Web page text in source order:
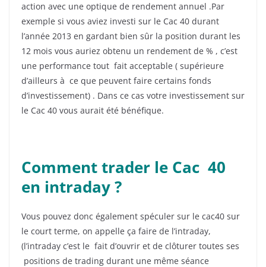
action avec une optique de rendement annuel .Par
exemple si vous aviez investi sur le Cac 40 durant
l’année 2013 en gardant bien sûr la position durant les
12 mois vous auriez obtenu un rendement de % , c’est
une performance tout fait acceptable ( supérieure
d’ailleurs à ce que peuvent faire certains fonds
d’investissement) . Dans ce cas votre investissement sur
le Cac 40 vous aurait été bénéfique.
Comment trader le Cac 40
en intraday ?
Vous pouvez donc également spéculer sur le cac40 sur
le court terme, on appelle ça faire de l’intraday,
(l’intraday c’est le fait d’ouvrir et de clôturer toutes ses
positions de trading durant une même séance